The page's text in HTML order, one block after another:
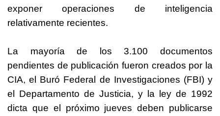
exponer operaciones de inteligencia
relativamente recientes.
La mayoría de los 3.100 documentos
pendientes de publicación fueron creados por la
CIA, el Buró Federal de Investigaciones (FBI) y
el Departamento de Justicia, y la ley de 1992
dicta que el próximo jueves deben publicarse